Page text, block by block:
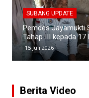
SUBANG UPDATE
Kasus Narkoba di
PANI Latih 150
Anti Narkoba
3 Juli 2026
Berita Video